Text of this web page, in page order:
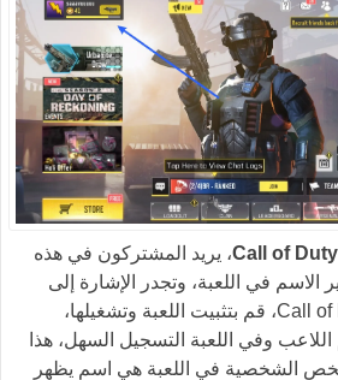
، يريد المشتركون في هذه
الاسم في اللعبة، وتجدر الإشارة إلى
أنه بعد تنزيل لعبة Call of Duty، قم بتثبيت اللعبة وتشغيلها،
وفي اللعبة التسجيل السهل، هذا
الشخصية في اللعبة هي اسم يظهر